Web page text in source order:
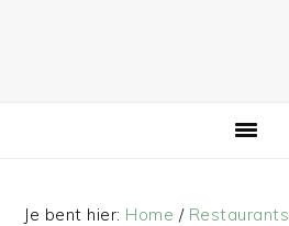
Je bent hier: Home / Restaurants